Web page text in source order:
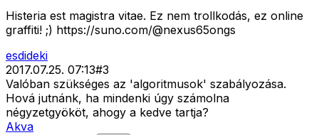
Histeria est magistra vitae. Ez nem trollkodás, ez online
graffiti! ;) https://suno.com/@nexus65ongs
esdideki
2017.07.25. 07:13#3
Valóban szükséges az 'algoritmusok' szabályozása.
Hová jutnánk, ha mindenki úgy számolna
négyzetgyököt, ahogy a kedve tartja?
Akva